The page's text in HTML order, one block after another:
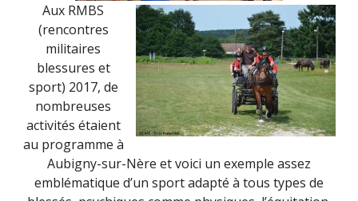
Aux RMBS
(rencontres
militaires
blessures et
sport) 2017, de
nombreuses
activités étaient
au programme à
Aubigny-sur-Nère et voici un exemple assez
emblématique d’un sport adapté à tous types de